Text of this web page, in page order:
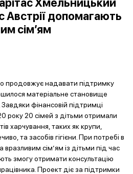
Австрії допомагають
сім’ям
продовжує надавати підтримку
матеріальне становище
фінансовій підтримці
року 20 сімей з дітьми отримали
харчування, таких як крупи,
та засобів гігієни. При потребі в
сім’ям із дітьми під час
змогу отримати консультацію
Проект діє за підтримки